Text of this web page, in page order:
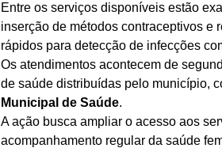
Entre os serviços disponíveis estão
inserção de métodos contraceptivos e
rápidos para detecção de infecções
Os atendimentos acontecem de
de saúde distribuídas pelo município,
Municipal de Saúde.
A ação busca ampliar o acesso aos
acompanhamento regular da saúde